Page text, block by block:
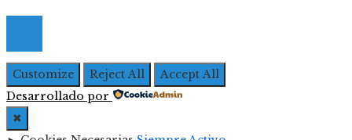
Customize Reject All
Accept All
Desarrollado por
✖